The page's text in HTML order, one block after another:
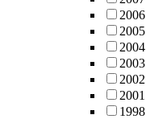
2006
2005
2004
2003
2002
2001
1998